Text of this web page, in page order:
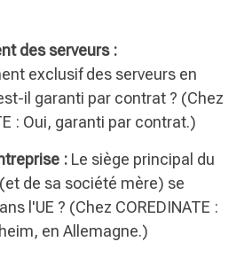
des serveurs :
exclusif des serveurs en
il garanti par contrat ? (Chez
: Oui, garanti par contrat.)
: Le siège principal du
de sa société mère) se
l'UE ? (Chez COREDINATE :
en Allemagne.)